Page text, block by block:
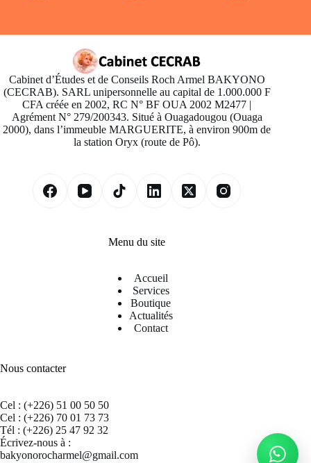
Cabinet d’Études et de Conseils Roch Armel BAKYONO
(CECRAB). SARL unipersonnelle au capital de 1.000.000 F
CFA créée en 2002, RC N° BF OUA 2002 M2477 |
Agrément N° 279/200343. Situé à Ouagadougou (Ouaga
2000), dans l’immeuble MARGUERITE, à environ 900m de
la station Oryx (route de Pô).
Menu du site
Accueil
Services
Boutique
Actualités
Contact
Nous contacter
Cel : (+226) 51 00 50 50
Cel : (+226) 70 01 73 73
Tél : (+226) 25 47 92 32
Écrivez-nous à :
bakyonorocharmel@gmail.com